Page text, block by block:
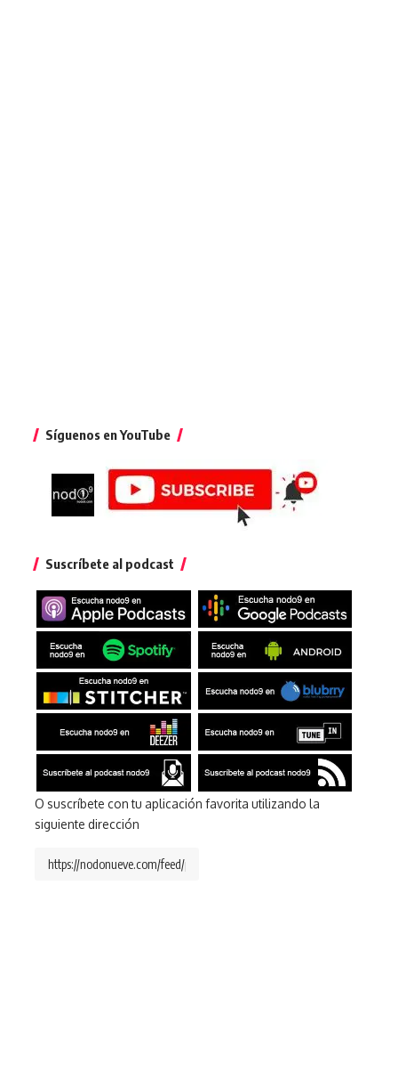
Síguenos en YouTube
Suscríbete al podcast
O suscríbete con tu aplicación favorita utilizando la
siguiente dirección